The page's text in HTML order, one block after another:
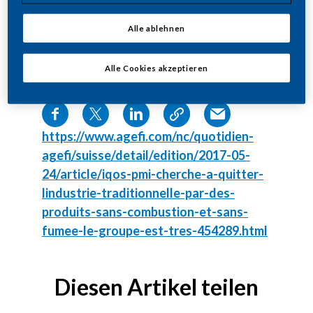
https://www.agefi.com/nc/quotidien-
agefi/suisse/detail/edition/2017-05-
24/article/iqos-pmi-cherche-a-quitter-
lindustrie-traditionnelle-par-des-
produits-sans-combustion-et-sans-
fumee-le-groupe-est-tres-454289.html
Diesen Artikel teilen
Alle ablehnen
Alle Cookies akzeptieren